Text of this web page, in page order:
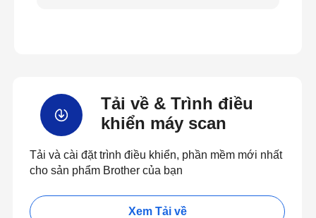
Tải về & Trình điều
khiển máy scan
Tải và cài đặt trình điều khiển, phần mềm mới nhất
cho sản phẩm Brother của bạn
Xem Tải về